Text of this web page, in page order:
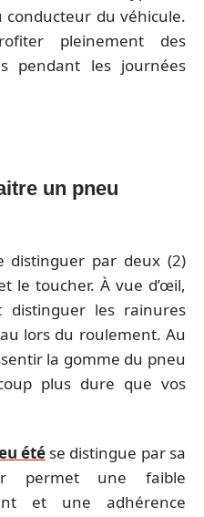
du véhicule.
pleinement des
pendant les journées
un pneu
distinguer par deux (2)
le toucher. À vue d’œil,
distinguer les rainures
lors du roulement. Au
la gomme du pneu
plus dure que vos
étése distingue par sa
permet une faible
et une adhérence